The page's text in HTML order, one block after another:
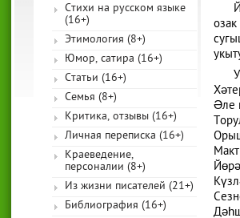
Әле
Стихи на русском языке
(16+)
Этимология (8+)
Юмор, сатира (16+)
Статьи (16+)
Семья (8+)
Критика, отзывы (16+)
Личная переписка (16+)
Краеведение,
персоналии (8+)
Из жизни писателей (21+)
Библиография (16+)